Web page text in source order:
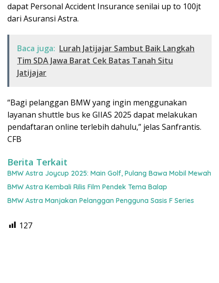
dapat Personal Accident Insurance senilai up to 100jt
dari Asuransi Astra.
Baca juga: Lurah Jatijajar Sambut Baik Langkah
Tim SDA Jawa Barat Cek Batas Tanah Situ
Jatijajar
“Bagi pelanggan BMW yang ingin menggunakan
layanan shuttle bus ke GIIAS 2025 dapat melakukan
pendaftaran online terlebih dahulu,” jelas Sanfrantis.
CFB
Berita Terkait
BMW Astra Joycup 2025: Main Golf, Pulang Bawa Mobil Mewah
BMW Astra Kembali Rilis Film Pendek Tema Balap
BMW Astra Manjakan Pelanggan Pengguna Sasis F Series
127